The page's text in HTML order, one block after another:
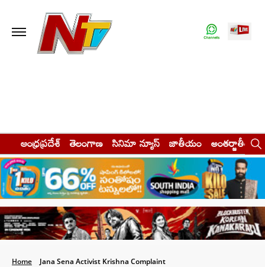
ఆంధ్రప్రదేశ్ తెలంగాణ సినిమా న్యూస్ జాతీయం అంతర్జాతీయం
Home Jana Sena Activist Krishna Complaint